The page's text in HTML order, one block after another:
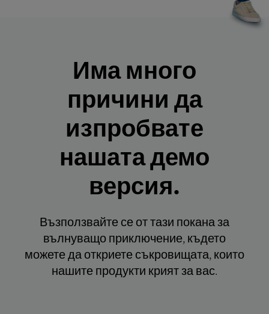
Има много
причини да
изпробвате
нашата демо
версия.
Възползвайте се от тази покана за
вълнуващо приключение, където
можете да откриете съкровищата, които
нашите продукти крият за вас.